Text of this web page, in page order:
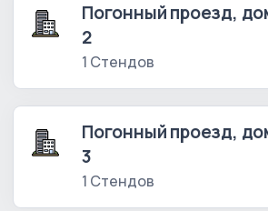
Погонный проезд,
2
1 Стендов
Погонный проезд,
3
1 Стендов